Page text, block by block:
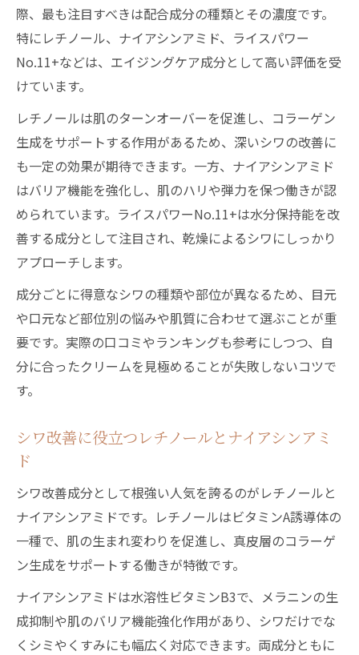
際、最も注目すべきは配合成分の種類とその濃度です。
特にレチノール、ナイアシンアミド、ライスパワー
No.11+などは、エイジングケア成分として高い評価を受
けています。
レチノールは肌のターンオーバーを促進し、コラーゲン
生成をサポートする作用があるため、深いシワの改善に
も一定の効果が期待できます。一方、ナイアシンアミド
はバリア機能を強化し、肌のハリや弾力を保つ働きが認
められています。ライスパワーNo.11+は水分保持能を改
善する成分として注目され、乾燥によるシワにしっかり
アプローチします。
成分ごとに得意なシワの種類や部位が異なるため、目元
や口元など部位別の悩みや肌質に合わせて選ぶことが重
要です。実際の口コミやランキングも参考にしつつ、自
分に合ったクリームを見極めることが失敗しないコツで
す。
シワ改善に役立つレチノールとナイアシンアミ
ド
シワ改善成分として根強い人気を誇るのがレチノールと
ナイアシンアミドです。レチノールはビタミンA誘導体の
一種で、肌の生まれ変わりを促進し、真皮層のコラーゲ
ン生成をサポートする働きが特徴です。
ナイアシンアミドは水溶性ビタミンB3で、メラニンの生
成抑制や肌のバリア機能強化作用があり、シワだけでな
くシミやくすみにも幅広く対応できます。両成分ともに